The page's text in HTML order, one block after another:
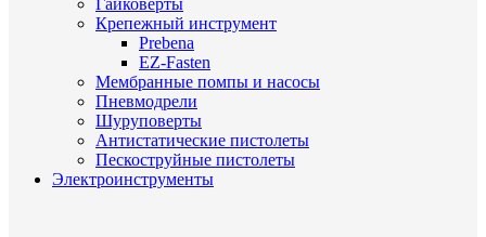
Гайковерты
Крепежный инструмент
Prebena
EZ-Fasten
Мембранные помпы и насосы
Пневмодрели
Шуруповерты
Антистатические пистолеты
Пескоструйные пистолеты
Электроинструменты